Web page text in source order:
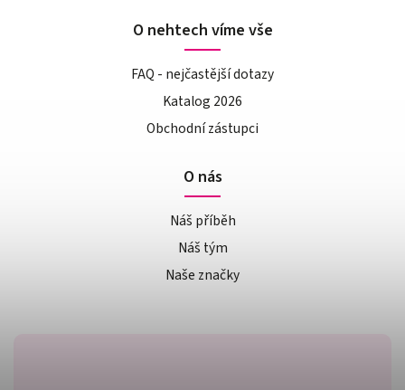
O nehtech víme vše
FAQ - nejčastější dotazy
Katalog 2026
Obchodní zástupci
O nás
Náš příběh
Náš tým
Naše značky